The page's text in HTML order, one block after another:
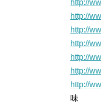
http://
http://
http://
http://
http://
http://
http://
味